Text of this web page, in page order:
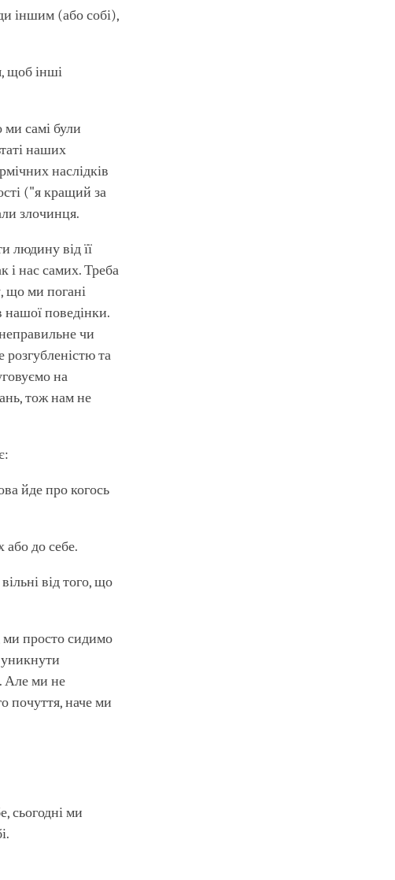
іншим (або собі),
щоб інші
самі були
наших
наслідків
("я кращий за
злочинця.
людину від її
і нас самих. Треба
що ми погані
поведінки.
чи
та
на
тож нам не
йде про когось
до себе.
від того, що
ми просто сидимо
Але ми не
почуття, наче ми
сьогодні ми